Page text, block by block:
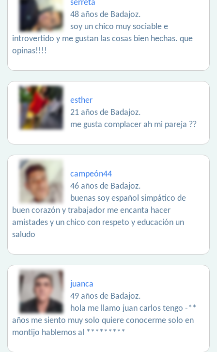
serreta
48 años de Badajoz.
soy un chico muy sociable e
introvertido y me gustan las cosas bien hechas. que
opinas!!!!
esther
21 años de Badajoz.
me gusta complacer ah mi pareja ??
campeón44
46 años de Badajoz.
buenas soy español simpático de
buen corazón y trabajador me encanta hacer
amistades y un chico con respeto y educación un
saludo
juanca
49 años de Badajoz.
hola me llamo juan carlos tengo -**
años me siento muy solo quiere conocerme solo en
montijo hablemos al *********